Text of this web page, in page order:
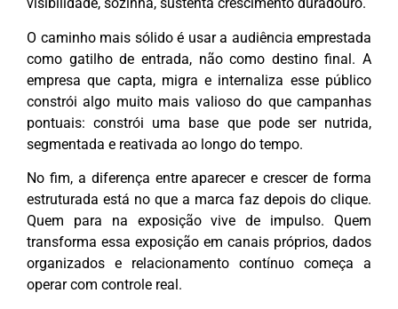
visibilidade, sozinha, sustenta crescimento duradouro.
O caminho mais sólido é usar a audiência emprestada
como gatilho de entrada, não como destino final. A
empresa que capta, migra e internaliza esse público
constrói algo muito mais valioso do que campanhas
pontuais: constrói uma base que pode ser nutrida,
segmentada e reativada ao longo do tempo.
No fim, a diferença entre aparecer e crescer de forma
estruturada está no que a marca faz depois do clique.
Quem para na exposição vive de impulso. Quem
transforma essa exposição em canais próprios, dados
organizados e relacionamento contínuo começa a
operar com controle real.